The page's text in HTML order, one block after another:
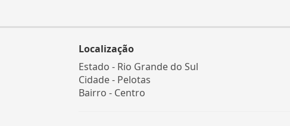
Localização
Estado - Rio Grande do Sul
Cidade - Pelotas
Bairro - Centro